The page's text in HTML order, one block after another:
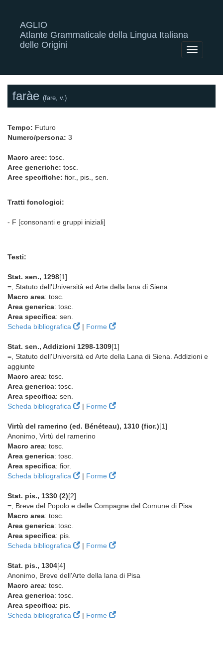
AGLIO
Atlante Grammaticale della Lingua Italiana
delle Origini
Toggle
faràe (fare, v.)
Tempo: Futuro
Numero/persona: 3
Macro aree: tosc.
Aree generiche: tosc.
Aree specifiche: fior., pis., sen.
Tratti fonologici:
- F [consonanti e gruppi iniziali]
Testi:
Stat. sen., 1298[1]
=, Statuto dell'Università ed Arte della lana di Siena
Macro area: tosc.
Area generica: tosc.
Area specifica: sen.
Scheda bibliografica
| Forme
Stat. sen., Addizioni 1298-1309[1]
=, Statuto dell'Università ed Arte della Lana di Siena. Addizioni e
aggiunte
Macro area: tosc.
Area generica: tosc.
Area specifica: sen.
Scheda bibliografica
| Forme
Virtù del ramerino (ed. Bénéteau), 1310 (fior.)[1]
Anonimo, Virtù del ramerino
Macro area: tosc.
Area generica: tosc.
Area specifica: fior.
Scheda bibliografica
| Forme
Stat. pis., 1330 (2)[2]
=, Breve del Popolo e delle Compagne del Comune di Pisa
Macro area: tosc.
Area generica: tosc.
Area specifica: pis.
Scheda bibliografica
| Forme
Stat. pis., 1304[4]
Anonimo, Breve dell'Arte della lana di Pisa
Macro area: tosc.
Area generica: tosc.
Area specifica: pis.
Scheda bibliografica
| Forme